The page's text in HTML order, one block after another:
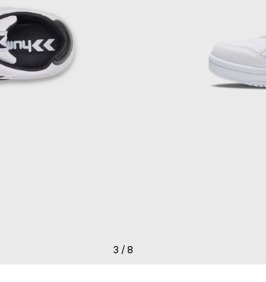
3 / 8